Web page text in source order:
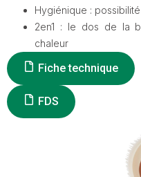
Hygiénique :
2en1 : le dos de la
chaleur
Fiche technique
FDS